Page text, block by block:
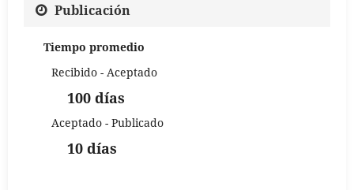
Publicación
Tiempo promedio
Recibido - Aceptado
100 días
Aceptado - Publicado
10 días